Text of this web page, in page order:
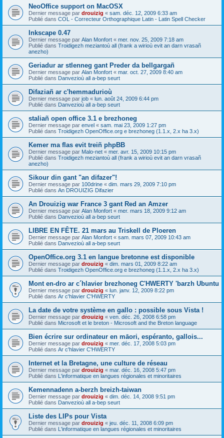
NeoOffice support on MacOSX
Dernier message par drouizig « sam. déc. 12, 2009 6:33 am
Publié dans COL - Correcteur Orthographique Latin - Latin Spell Checker
Inkscape 0.47
Dernier message par Alan Monfort « mer. nov. 25, 2009 7:18 am
Publié dans Troidigezh meziantoù all (frank a wirioù evit an darn vrasañ
anezho)
Geriadur ar stlenneg gant Preder da bellgargañ
Dernier message par Alan Monfort « mar. oct. 27, 2009 8:40 am
Publié dans Danvezioù all a-bep seurt
Difaziañ ar c'hemmadurioù
Dernier message par job « lun. août 24, 2009 6:44 pm
Publié dans Danvezioù all a-bep seurt
staliañ open office 3.1 e brezhoneg
Dernier message par envel « sam. mai 23, 2009 1:27 pm
Publié dans Troidigezh OpenOffice.org e brezhoneg (1.1.x, 2.x ha 3.x)
Kemer ma flas evit treiñ phpBB
Dernier message par Malo-net « mer. avr. 15, 2009 10:15 pm
Publié dans Troidigezh meziantoù all (frank a wirioù evit an darn vrasañ
anezho)
Sikour din gant "an difazer"!
Dernier message par 100drine « dim. mars 29, 2009 7:10 pm
Publié dans An DROUIZIG Difazier
An Drouizig war France 3 gant Red an Amzer
Dernier message par Alan Monfort « mer. mars 18, 2009 9:12 am
Publié dans Danvezioù all a-bep seurt
LIBRE EN FÊTE. 21 mars au Triskell de Ploeren
Dernier message par Alan Monfort « sam. mars 07, 2009 10:43 am
Publié dans Danvezioù all a-bep seurt
OpenOffice.org 3.1 en langue bretonne est disponible
Dernier message par drouizig « dim. mars 01, 2009 8:22 am
Publié dans Troidigezh OpenOffice.org e brezhoneg (1.1.x, 2.x ha 3.x)
Mont en-dro ar c´hlavier brezhoneg C'HWERTY 'barzh Ubuntu
Dernier message par drouizig « lun. janv. 12, 2009 8:22 pm
Publié dans Ar c'hlavier C'HWERTY
La date de votre système en gallo : possible sous Vista !
Dernier message par drouizig « ven. déc. 26, 2008 6:58 pm
Publié dans Microsoft et le breton - Microsoft and the Breton language
Bien écrire sur ordinateur en māori, espéranto, gallois...
Dernier message par drouizig « mer. déc. 17, 2008 5:03 pm
Publié dans Ar c'hlavier C'HWERTY
Internet et la Bretagne, une culture de réseau
Dernier message par drouizig « mar. déc. 16, 2008 5:47 pm
Publié dans L'informatique en langues régionales et minoritaires
Kemennadenn a-berzh breizh-taiwan
Dernier message par drouizig « dim. déc. 14, 2008 9:51 pm
Publié dans Danvezioù all a-bep seurt
Liste des LIPs pour Vista
Dernier message par drouizig « jeu. déc. 11, 2008 6:09 pm
Publié dans L'informatique en langues régionales et minoritaires